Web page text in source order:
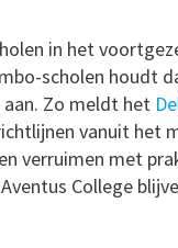
in het
scholen houdt
Zo meldt het
vanuit het
verruimen met
College